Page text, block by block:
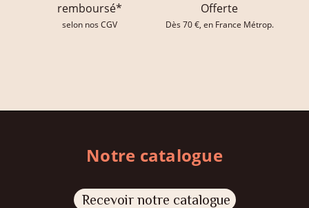
remboursé*
selon nos CGV
Offerte
Dès 70 €, en France Métrop.
Notre catalogue
Recevoir notre catalogue